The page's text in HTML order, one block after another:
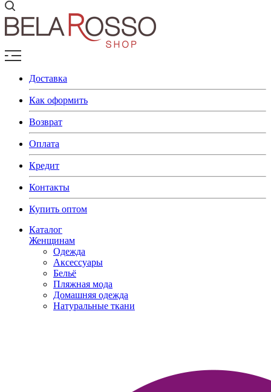
Доставка
Как оформить
Возврат
Оплата
Кредит
Контакты
Купить оптом
Каталог
Женщинам
Одежда
Аксессуары
Бельё
Пляжная мода
Домашняя одежда
Натуральные ткани